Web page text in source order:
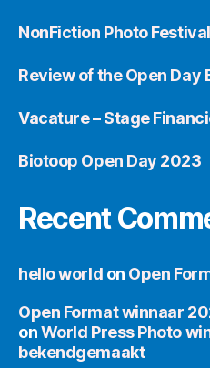
NonFiction Photo
Review of the Open Day
Vacature – Stage
Biotoop Open Day 2023
Recent
hello world on Open
Open Format winnaar
onWorld Press Photo
bekendgemaakt